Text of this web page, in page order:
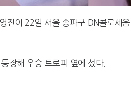
진이 22일 서울 송파구 DN콜로세
장해 우승 트로피 옆에 섰다.